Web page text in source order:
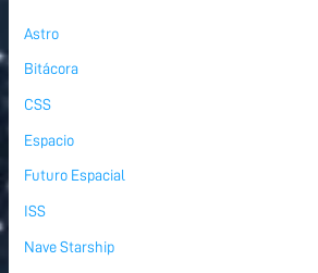
Astro
Bitácora
CSS
Espacio
Futuro Espacial
ISS
Nave Starship